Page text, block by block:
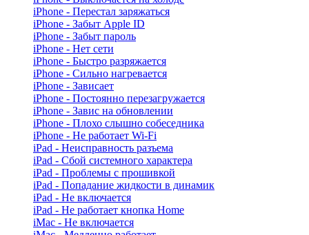
iPhone - Перестал заряжаться
iPhone - Забыт Apple ID
iPhone - Забыт пароль
iPhone - Нет сети
iPhone - Быстро разряжается
iPhone - Сильно нагревается
iPhone - Зависает
iPhone - Постоянно перезагружается
iPhone - Завис на обновлении
iPhone - Плохо слышно собеседника
iPhone - Не работает Wi-Fi
iPad - Неисправность разъема
iPad - Сбой системного характера
iPad - Проблемы с прошивкой
iPad - Попадание жидкости в динамик
iPad - Не включается
iPad - Не работает кнопка Home
iMac - Не включается